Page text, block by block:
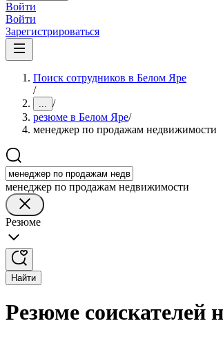
Войти
Войти
Зарегистрироваться
Поиск сотрудников в Белом Яре
/
... /
резюме в Белом Яре/
менеджер по продажам недвижимости
менеджер по продажам недвижимости
Резюме
Найти
Резюме соискателей